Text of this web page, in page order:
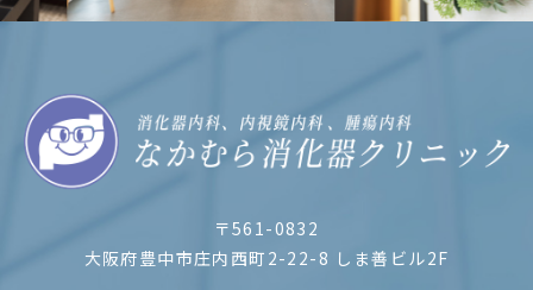
〒561-0832
大阪府豊中市庄内西町2-22-8 しま善ビル2F